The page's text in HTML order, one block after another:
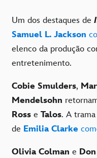
Um dos destaques de
Samuel L. Jackson
elenco da produção
entretenimento.
Cobie Smulders,
Mendelsohn
Ross e Talos. A
de Emilia Clarke
Olivia Colman e